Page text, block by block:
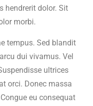
hendrerit dolor. Sit
morbi.
tempus. Sed blandit
dui vivamus. Vel
ultrices
orci. Donec massa
eu consequat